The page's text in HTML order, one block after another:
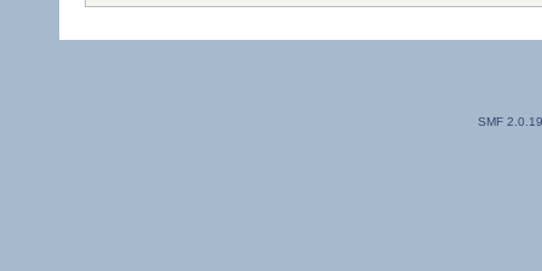
SMF 2.0.19